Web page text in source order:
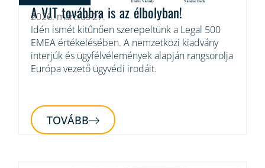
A VJT továbbra is az élbolyban!
2026. március 27.
Idén ismét kitűnően szerepeltünk a Legal 500
EMEA értékelésében. A nemzetközi kiadvány
interjúk és ügyfélvélemények alapján rangsorolja
Európa vezető ügyvédi irodáit.
TOVÁBB